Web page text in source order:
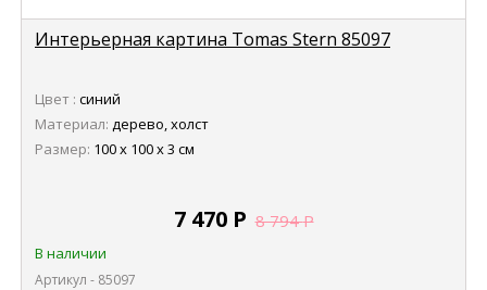
Интерьерная картина Tomas Stern 85097
Цвет : синий
Материал: дерево, холст
Размер: 100 х 100 х 3 см
7 470 Р 8 794Р
В наличии
Артикул - 85097